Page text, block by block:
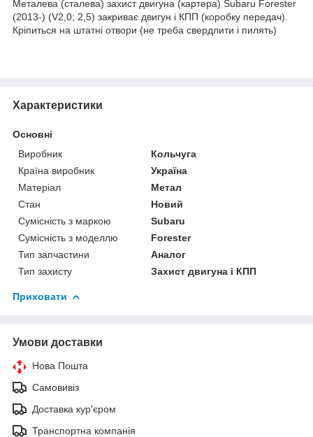
Металева (сталева) захист двигуна (картера) Subaru Forester
(2013-) (V2,0; 2,5) закриває двигун і КПП (коробку передач).
Кріпиться на штатні отвори (не треба свердлити і пилять)
Характеристики
Основні
Виробник
Кольчуга
Країна виробник
Україна
Матеріал
Метал
Стан
Новий
Сумісність з маркою
Subaru
Сумісність з моделлю
Forester
Тип запчастини
Аналог
Тип захисту
Захист двигуна і КПП
Приховати
Умови доставки
Нова Пошта
Самовивіз
Доставка кур'єром
Транспортна компанія